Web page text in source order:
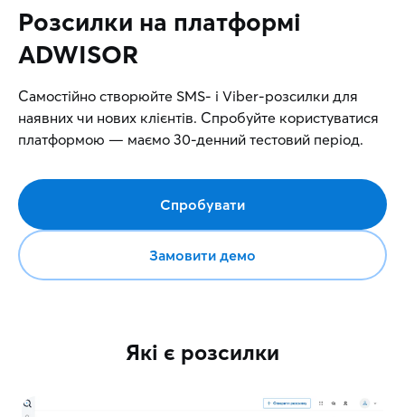
Розсилки на платформі
ADWISOR
Самостійно створюйте SMS- і Viber-розсилки для
наявних чи нових клієнтів. Спробуйте користуватися
платформою — маємо 30-денний тестовий період.
Спробувати
Замовити демо
Які є розсилки